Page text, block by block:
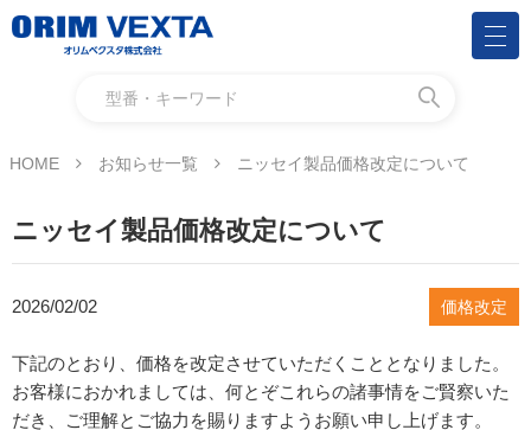
HOME お知らせ一覧 ニッセイ製品価格改定について
ニッセイ製品価格改定について
2026/02/02 価格改定
下記のとおり、価格を改定させていただくこととなりました。
お客様におかれましては、何とぞこれらの諸事情をご賢察いた
だき、ご理解とご協力を賜りますようお願い申し上げます。